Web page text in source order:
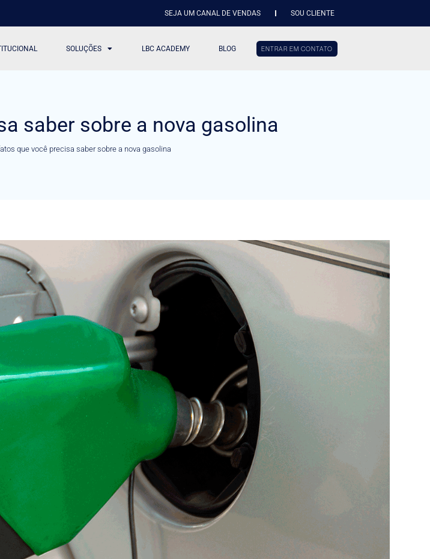
SEJA UM CANAL DE VENDAS SOU CLIENTE
SOLUÇÕES LBC ACADEMY BLOG ENTRAR EM CONTATO
saber sobre a nova gasolina
que você precisa saber sobre a nova gasolina